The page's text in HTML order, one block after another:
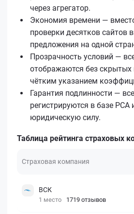
через агрегатор.
Экономия времени —
проверки десятков сайтов
предложения на одной
Прозрачность условий —
отображаются без скрытых
чётким указанием
Гарантия подлинности —
регистрируются в базе
юридическую силу.
Таблица рейтинга страховых
Страховая компания
ВСК
1 место 1719 отзывов